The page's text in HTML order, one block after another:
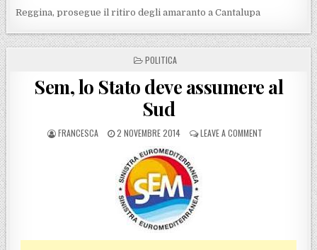
Reggina, prosegue il ritiro degli amaranto a Cantalupa
POSTED IN
POLITICA
Sem, lo Stato deve assumere al
Sud
POSTED BY
FRANCESCA POSTED ON
2 NOVEMBRE 2014 LEAVE A COMMENT ON SEM, LO